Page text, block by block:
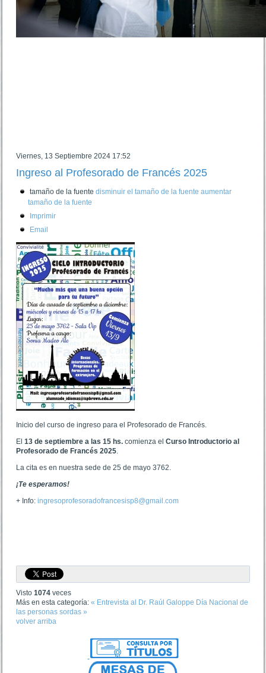
Viernes, 13 Septiembre 2024 17:52
Ingreso al Profesorado de Francés 2025
tamaño de la fuente disminuir el tamaño de la fuente aumentar
tamaño de la fuente
Imprimir
Email
Inicio del curso de ingreso para el Profesorado de Francés.
El13 de septiembre a las 15 hs. comienza elCurso Introductorio al
Profesorado de Francés 2025.
La cita es en nuestra sede de 25 de mayo 3762.
¡Te esperamos!
+ Info:ingresoprofesoradofrancesisp8@gmail.com
Visto1074 veces
Más en esta categoría: « Entrevista al Dr. Raúl Galoppe Día Nacional de
las personas sordas »
volver arriba